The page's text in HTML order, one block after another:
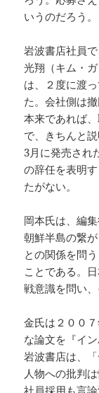
いうのだろう。
岩波書店社員
光翔（キム・
は、２度に渡
た。会社側は
本来であれば
で、きちんと説
3月に発売され
の辞任を表明
たがない。
岡本氏は、編
朝鮮半島の繋
との関係を問
ことである。
戦意識を問い
金氏は２００
な論文を『イ
岩波書店は、
人物への批判